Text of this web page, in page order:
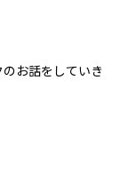
お話をしていき